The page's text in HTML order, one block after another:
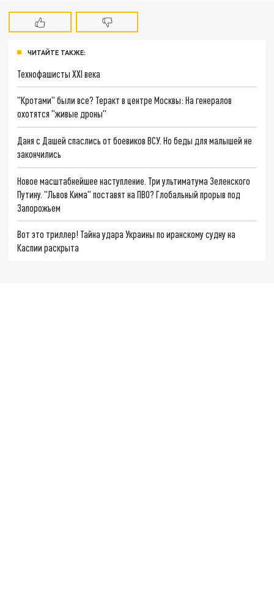
ЧИТАЙТЕ ТАКЖЕ:
Технофашисты XXI века
"Кротами" были все? Теракт в центре Москвы: На генералов
охотятся "живые дроны"
Даня с Дашей спаслись от боевиков ВСУ. Но беды для малышей не
закончились
Новое масштабнейшее наступление. Три ультиматума Зеленского
Путину. "Львов Кима" поставят на ПВО? Глобальный прорыв под
Запорожьем
Вот это триллер! Тайна удара Украины по иранскому судну на
Каспии раскрыта